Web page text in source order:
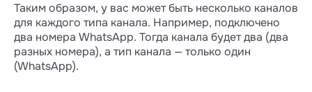
Таким образом, у вас может быть несколько каналов
для каждого типа канала. Например, подключено
два номера WhatsApp. Тогда канала будет два (два
разных номера), а тип канала — только один
(WhatsApp).